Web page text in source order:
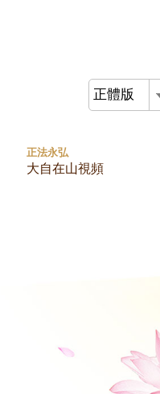
正體版
正法永弘
大自在山視頻